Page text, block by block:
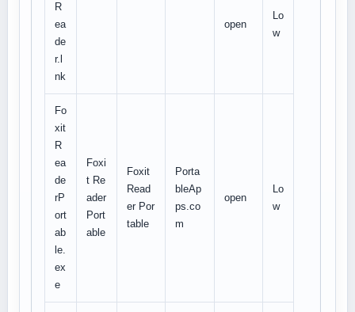
R
ea
de
r.l
nk
open
Lo
w
Fo
xit
R
ea
de
rP
ort
ab
le.
ex
e
Foxi
t Re
ader
Port
able
Foxit
Read
er Por
table
Porta
bleAp
ps.co
m
open
Lo
w